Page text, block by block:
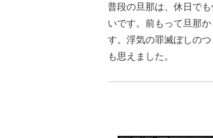
普段の旦那は、休日で
いです。前もって旦那
す。浮気の罪滅ぼしの
も思えました。